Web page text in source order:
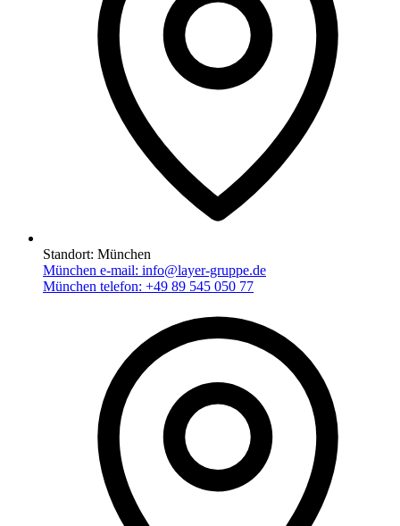
Standort: München
München e-mail: info@layer-gruppe.de
München telefon: +49 89 545 050 77